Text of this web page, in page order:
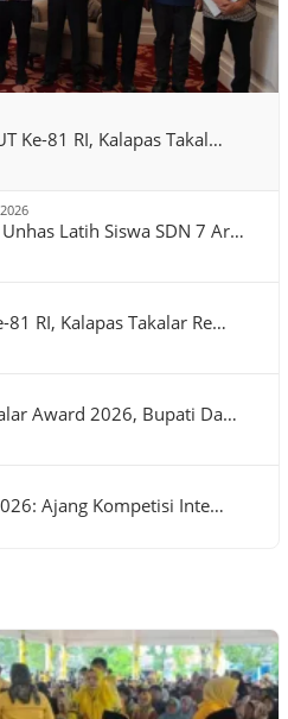
Ke-81 RI, Kalapas Takal…
Latih Siswa SDN 7 Ar…
81 RI, Kalapas Takalar Re…
Award 2026, Bupati Da…
Ajang Kompetisi Inte…